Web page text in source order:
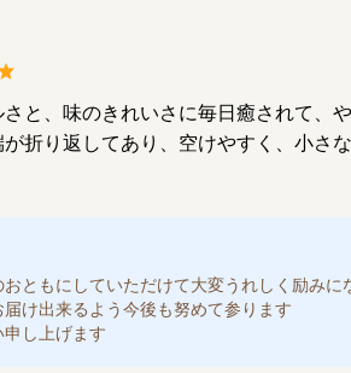
と、味のきれいさに毎日癒されて、
折り返してあり、空けやすく、小さ
ともにしていただけて大変うれしく励みに
届け出来るよう今後も努めて参ります
し上げます